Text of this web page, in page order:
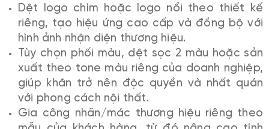
Dệt logo chìm hoặc logo nổi theo thiết kế
riêng, tạo hiệu ứng cao cấp và đồng bộ với
hình ảnh nhận diện thương hiệu.
Tùy chọn phối màu, dệt sọc 2 màu hoặc sản
xuất theo tone màu riêng của doanh nghiệp,
giúp khăn trở nên độc quyền và nhất quán
với phong cách nội thất.
Gia công nhãn/mác thương hiệu riêng theo